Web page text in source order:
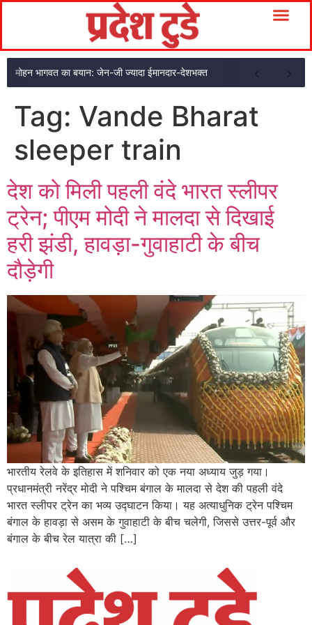
मोहन भागवत का बयान: जेन-जी ज्यादा ईमानदार-देशभक्त
Tag: Vande Bharat
sleeper train
देश को मिली पहली वंदे भारत स्लीपर
ट्रेन; पीएम मोदी ने मालदा से दिखाई
हरी झंडी, हावड़ा-गुवाहाटी के बीच
दौड़ेगी
भारतीय रेलवे के इतिहास में शनिवार को एक नया अध्याय जुड़ गया।
प्रधानमंत्री नरेंद्र मोदी ने पश्चिम बंगाल के मालदा से देश की पहली वंदे
भारत स्लीपर ट्रेन का भव्य उद्घाटन किया। यह अत्याधुनिक ट्रेन पश्चिम
बंगाल के हावड़ा से असम के गुवाहाटी के बीच चलेगी, जिससे उत्तर-पूर्व और
बंगाल के बीच रेल यात्रा की […]